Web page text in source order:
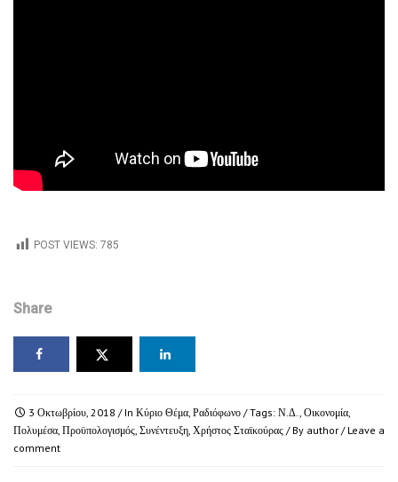
POST VIEWS: 785
Share
3 Οκτωβρίου, 2018 / In Κύριο Θέμα, Ραδιόφωνο / Tags: Ν.Δ., Οικονομία,
Πολυμέσα, Προϋπολογισμός, Συνέντευξη, Χρήστος Σταϊκούρας / By author / Leave a
comment